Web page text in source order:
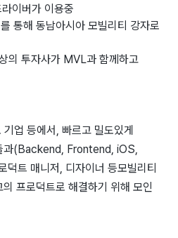
이버가 이용중
통해 동남아시아 모빌리티 강자로
의 투자사가 MVL과 함께하고
업 등에서, 빠르고 밀도있게
과(Backend, Frontend, iOS,
트 매니저, 디자이너 등모빌리티
프로덕트로 해결하기 위해 모인